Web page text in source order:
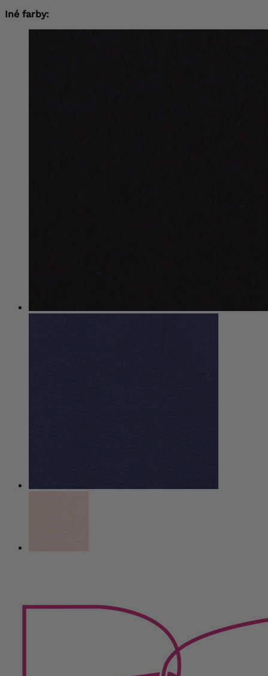
Iné farby: